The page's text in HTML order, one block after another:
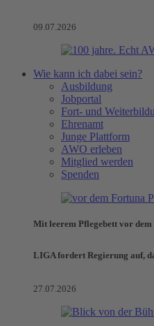
09.07.2026
Wie kann ich dabei sein?
Ausbildung
Jobportal
Fort- und
Ehrenamt
Junge Plattform
AWO erleben
Mitglied werden
Spenden
Mit leerem Pflegebett vor
LIGA fordert Regierung auf,
27.07.2026